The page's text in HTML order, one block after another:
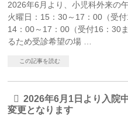
2026年6月より、小児科外来の
火曜日：15：30～17：00（
14：00～17：00（受付16：30
るため受診希望の場 …
この記事を読む
2026年6月1日より入院
変更となります